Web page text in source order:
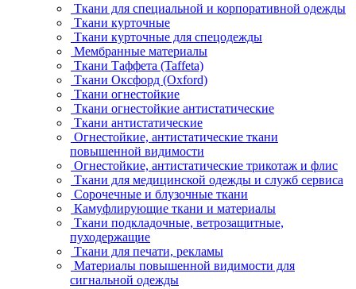
Ткани для специальной и корпоративной одежды
Ткани курточные
Ткани курточные для спецодежды
Мембранные материалы
Ткани Таффета (Taffeta)
Ткани Оксфорд (Oxford)
Ткани огнестойкие
Ткани огнестойкие антистатические
Ткани антистатические
Огнестойкие, антистатические ткани
повышенной видимости
Огнестойкие, антистатические трикотаж и флис
Ткани для медицинской одежды и служб сервиса
Сорочечные и блузочные ткани
Камуфлирующие ткани и материалы
Ткани подкладочные, ветрозащитные,
пуходержащие
Ткани для печати, рекламы
Материалы повышенной видимости для
сигнальной одежды